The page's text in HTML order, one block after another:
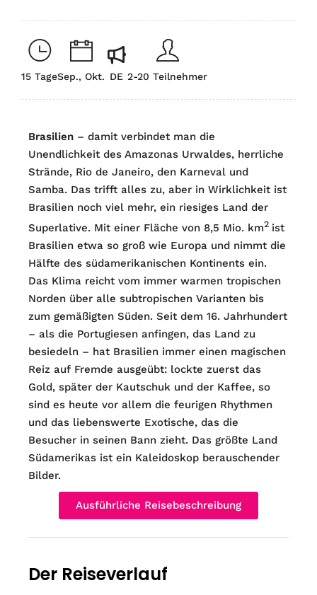
15 TageSep., Okt. DE 2-20 Teilnehmer
Brasilien – damit verbindet man die
Unendlichkeit des Amazonas Urwaldes, herrliche
Strände, Rio de Janeiro, den Karneval und
Samba. Das trifft alles zu, aber in Wirklichkeit ist
Brasilien noch viel mehr, ein riesiges Land der
Superlative. Mit einer Fläche von 8,5 Mio. km2 ist
Brasilien etwa so groß wie Europa und nimmt die
Hälfte des südamerikanischen Kontinents ein.
Das Klima reicht vom immer warmen tropischen
Norden über alle subtropischen Varianten bis
zum gemäßigten Süden. Seit dem 16. Jahrhundert
– als die Portugiesen anfingen, das Land zu
besiedeln – hat Brasilien immer einen magischen
Reiz auf Fremde ausgeübt: lockte zuerst das
Gold, später der Kautschuk und der Kaffee, so
sind es heute vor allem die feurigen Rhythmen
und das liebenswerte Exotische, das die
Besucher in seinen Bann zieht. Das größte Land
Südamerikas ist ein Kaleidoskop berauschender
Bilder.
Ausführliche Reisebeschreibung
Der Reiseverlauf